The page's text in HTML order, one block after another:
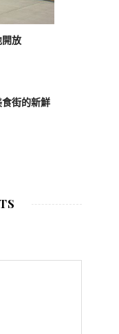
開放
食街的新鮮